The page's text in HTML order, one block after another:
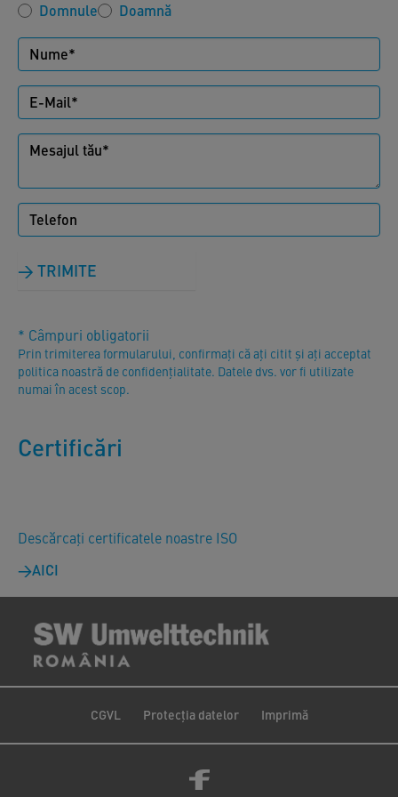
Domnule Doamnă
TRIMITE
* Câmpuri obligatorii
Prin trimiterea formularului, confirmați că ați citit și ați acceptat
politica noastră de confidențialitate. Datele dvs. vor fi utilizate
numai în acest scop.
Certificări
Descărcați certificatele noastre ISO
AICI
CGVL Protecția datelor Imprimă